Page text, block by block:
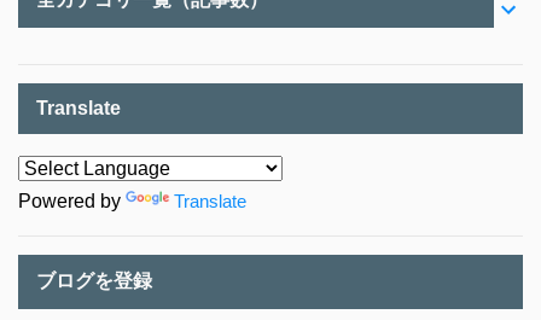
Translate
Powered by Translate
ブログを登録